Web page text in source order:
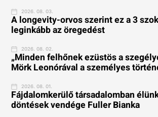
2026. 08. 03.
A longevity-orvos szerint ez a 3
leginkább az öregedést
2026. 08. 02.
„Minden felhőnek ezüstös a
Mörk Leonórával a személyes
2026. 08. 01.
Fájdalomkerülő társadalomban
döntések vendége Fuller Bianka